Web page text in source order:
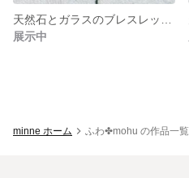
展示中
minne ホーム ふわ✤mohu の作品一覧